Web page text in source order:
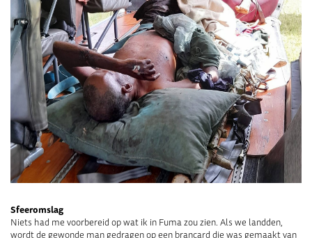
Sfeeromslag
Niets had me voorbereid op wat ik in Fuma zou zien. Als we landden,
wordt de gewonde man gedragen op een brancard die was gemaakt van